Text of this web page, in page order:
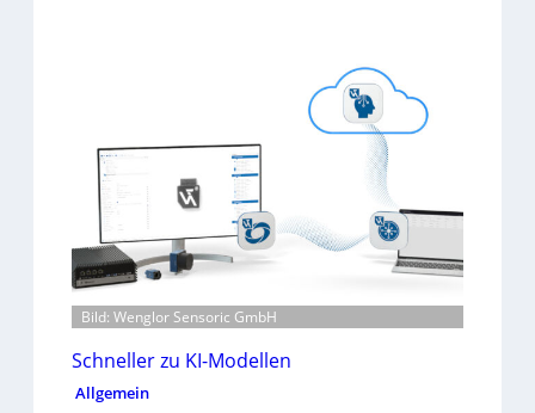
Bild: Wenglor Sensoric GmbH
Schneller zu KI-Modellen
Allgemein